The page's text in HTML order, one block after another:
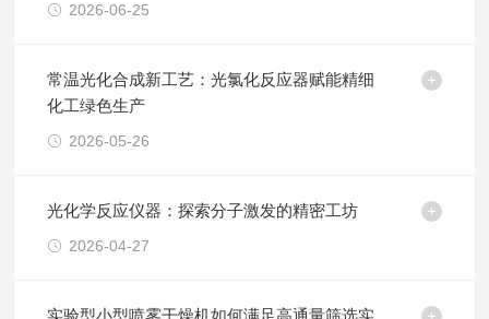
2026-06-25
常温光化合成新工艺：光氯化反应器赋能精细
化工绿色生产
2026-05-26
光化学反应仪器：探索分子激发的精密工坊
2026-04-27
实验型小型喷雾干燥机如何满足高通量筛选实